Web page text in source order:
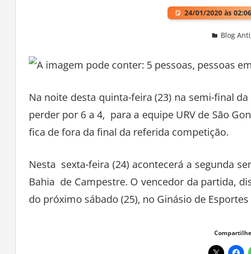
24/01/2020 às 02:06
Blog
Na noite desta quinta-feira (23) na semi-final
perder por 6 a 4, para a equipe URV de São
fica de fora da final da referida competição.
Nesta sexta-feira (24) acontecerá a segunda
Bahia de Campestre. O vencedor da partida,
do próximo sábado (25), no Ginásio de